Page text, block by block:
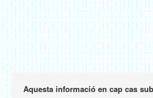
Aquesta informació en cap cas